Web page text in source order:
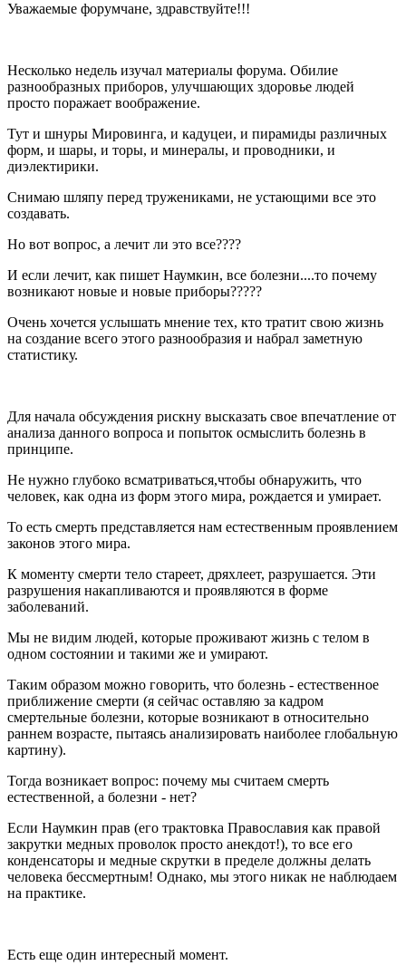
Уважаемые форумчане, здравствуйте!!!
Несколько недель изучал материалы форума. Обилие
разнообразных приборов, улучшающих здоровье людей
просто поражает воображение.
Тут и шнуры Мировинга, и кадуцеи, и пирамиды различных
форм, и шары, и торы, и минералы, и проводники, и
диэлектирики.
Снимаю шляпу перед тружениками, не устающими все это
создавать.
Но вот вопрос, а лечит ли это все????
И если лечит, как пишет Наумкин, все болезни....то почему
возникают новые и новые приборы?????
Очень хочется услышать мнение тех, кто тратит свою жизнь
на создание всего этого разнообразия и набрал заметную
статистику.
Для начала обсуждения рискну высказать свое впечатление от
анализа данного вопроса и попыток осмыслить болезнь в
принципе.
Не нужно глубоко всматриваться,чтобы обнаружить, что
человек, как одна из форм этого мира, рождается и умирает.
То есть смерть представляется нам естественным проявлением
законов этого мира.
К моменту смерти тело стареет, дряхлеет, разрушается. Эти
разрушения накапливаются и проявляются в форме
заболеваний.
Мы не видим людей, которые проживают жизнь с телом в
одном состоянии и такими же и умирают.
Таким образом можно говорить, что болезнь - естественное
приближение смерти (я сейчас оставляю за кадром
смертельные болезни, которые возникают в относительно
раннем возрасте, пытаясь анализировать наиболее глобальную
картину).
Тогда возникает вопрос: почему мы считаем смерть
естественной, а болезни - нет?
Если Наумкин прав (его трактовка Православия как правой
закрутки медных проволок просто анекдот!), то все его
конденсаторы и медные скрутки в пределе должны делать
человека бессмертным! Однако, мы этого никак не наблюдаем
на практике.
Есть еще один интересный момент.